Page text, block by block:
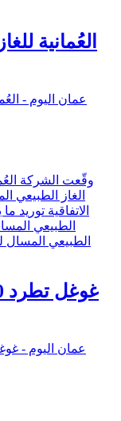
العُمانية
وقّعت الشركة
الغاز الطبيعي
الطبيعي